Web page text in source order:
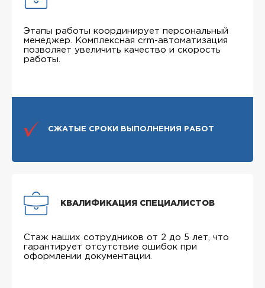
Этапы работы координирует персональный
менеджер. Комплексная crm-автоматизация
позволяет увеличить качество и скорость
работы.
СЖАТЫЕ СРОКИ ВЫПОЛНЕНИЯ РАБОТ
КВАЛИФИКАЦИЯ СПЕЦИАЛИСТОВ
Стаж наших сотрудников от 2 до 5 лет, что
гарантирует отсутствие ошибок при
оформлении документации.